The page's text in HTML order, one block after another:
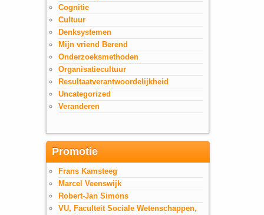
Cognitie
Cultuur
Denksystemen
Mijn vriend Berend
Onderzoeksmethoden
Organisatiecultuur
Resultaatverantwoordelijkheid
Uncategorized
Veranderen
Promotie
Frans Kamsteeg
Marcel Veenswijk
Robert-Jan Simons
VU, Faculteit Sociale Wetenschappen,